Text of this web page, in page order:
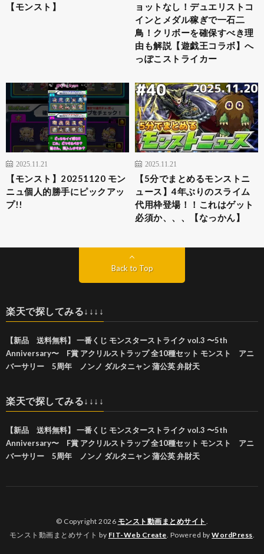
【モンスト】
ョットなし！デュエリストコ
インとメダル稼ぎで一石二
鳥！クリボーを確保すべき理
由も解説【遊戯王コラボ】へ
っぽこストライカー
2025.11.21
【モンスト】20251120 モン
ニュ個人的勝手にピックアッ
プ!!
2025.11.21
【5分でまとめるモンストニ
ュース】4年ぶりのスライム
代用枠登場！！これはゲット
必須か、、、【なっかん】
Back to Top
楽天で探してみる↓↓↓↓
【新品 送料無料】 一番くじ モンスターストライク vol.3 〜5th
Anniversary〜 F賞 アクリルストラップ 全10種セット モンスト アニ
バーサリー 5周年 ノンノ ダルタニャン 蒲公英 弁財天
楽天で探してみる↓↓↓↓
【新品 送料無料】 一番くじ モンスターストライク vol.3 〜5th
Anniversary〜 F賞 アクリルストラップ 全10種セット モンスト アニ
バーサリー 5周年 ノンノ ダルタニャン 蒲公英 弁財天
© Copyright 2026 モンスト動画まとめサイト
モンスト動画まとめサイト by FIT-Web Create . Powered byWordPress